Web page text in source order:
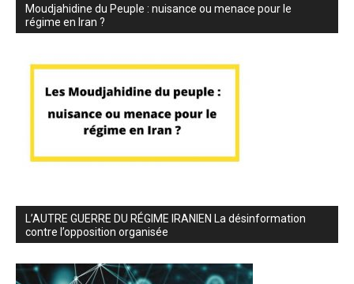
Moudjahidine du Peuple : nuisance ou menace pour le
régime en Iran ?
L’AUTRE GUERRE DU RÉGIME IRANIEN La désinformation
contre l’opposition organisée